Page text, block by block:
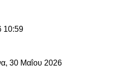
10:59
30 Μαΐου 2026